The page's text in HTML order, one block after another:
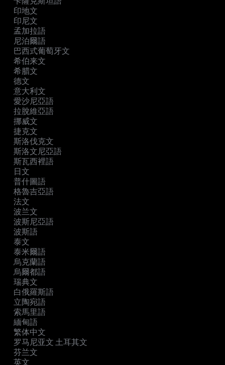
印地文
印尼文
孟加拉語
尼泊爾語
巴西式葡萄牙文
希伯来文
希腊文
德文
意大利文
愛沙尼亞語
拉脫維亞語
挪威文
捷克文
斯洛伐克文
斯洛文尼亞語
斯瓦西裡語
日文
普什圖語
格魯吉亞語
法文
波兰文
波斯尼亞語
波斯語
泰文
泰米爾語
烏克蘭語
烏爾都語
瑞典文
白俄羅斯語
立陶宛語
索馬里語
緬甸語
繁体中文
罗马尼亚文 土耳其文
芬兰文
英文